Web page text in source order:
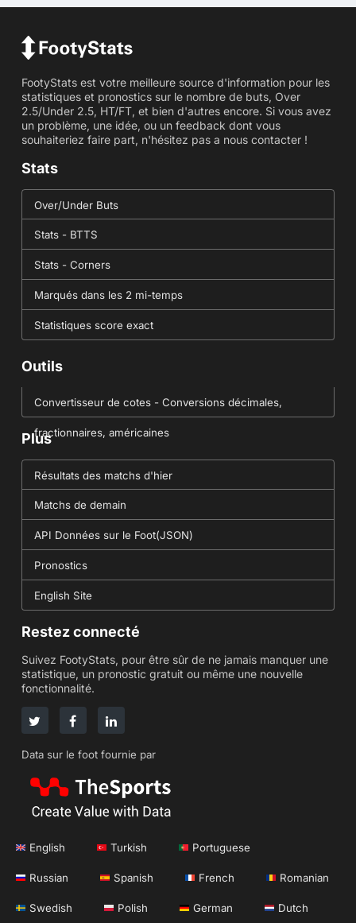
FootyStats est votre meilleure source d'information pour les
statistiques et pronostics sur le nombre de buts, Over
2.5/Under 2.5, HT/FT, et bien d'autres encore. Si vous avez
un problème, une idée, ou un feedback dont vous
souhaiteriez faire part, n'hésitez pas a nous contacter !
Stats
Over/Under Buts
Stats - BTTS
Stats - Corners
Marqués dans les 2 mi-temps
Statistiques score exact
Outils
Convertisseur de cotes - Conversions décimales,
fractionnaires, américaines
Plus
Résultats des matchs d'hier
Matchs de demain
API Données sur le Foot(JSON)
Pronostics
English Site
Restez connecté
Suivez FootyStats, pour être sûr de ne jamais manquer une
statistique, un pronostic gratuit ou même une nouvelle
fonctionnalité.
Data sur le foot fournie par
English Turkish Portuguese
Russian Spanish French Romanian
Swedish Polish German Dutch